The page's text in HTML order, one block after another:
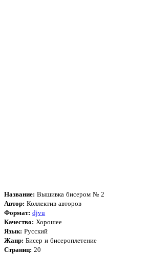
Название: Вышивка бисером № 2
Автор: Коллектив авторов
Формат: djvu
Качество: Хорошее
Язык: Русский
Жанр:Бисер и бисероплетение
Страниц: 20